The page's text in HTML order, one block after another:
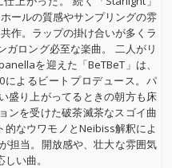
ールの質感やサンプリングの雰
作。ラップの掛け合いが多くラ
ガロング必至な楽曲。 二人がリ
を迎えた「BeTBeT」は、
によるビートプロデュース。パ
盛り上がってるときの朝方も床
ンを受けた破茶滅茶なスゴイ曲
なウワモノとNeibiss解釈によ
担当。開放感や、壮大な雰囲気
い曲。